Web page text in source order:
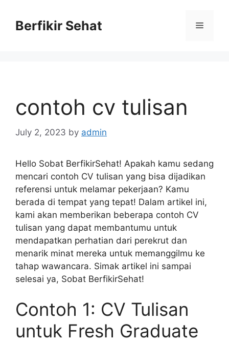
contentBerfikir Sehat Menu
contoh cv tulisan
July 2, 2023 by admin
Hello Sobat BerfikirSehat! Apakah kamu sedang
mencari contoh CV tulisan yang bisa dijadikan
referensi untuk melamar pekerjaan? Kamu
berada di tempat yang tepat! Dalam artikel ini,
kami akan memberikan beberapa contoh CV
tulisan yang dapat membantumu untuk
mendapatkan perhatian dari perekrut dan
menarik minat mereka untuk memanggilmu ke
tahap wawancara. Simak artikel ini sampai
selesai ya, Sobat BerfikirSehat!
Contoh 1: CV Tulisan
untuk Fresh Graduate